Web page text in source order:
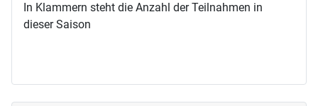
In Klammern steht die Anzahl der Teilnahmen in
dieser Saison